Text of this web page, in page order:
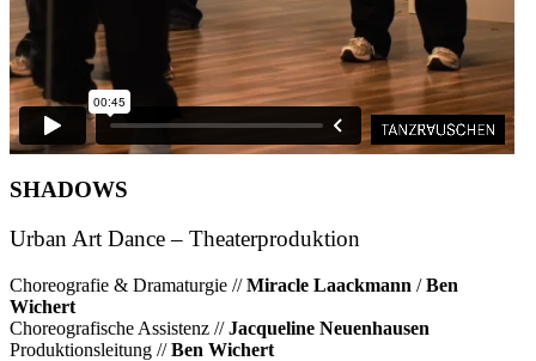
SHADOWS
Urban Art Dance – Theaterproduktion
Choreografie & Dramaturgie //Miracle Laackmann /Ben
Wichert
Choreografische Assistenz //Jacqueline Neuenhausen
Produktionsleitung //Ben Wichert